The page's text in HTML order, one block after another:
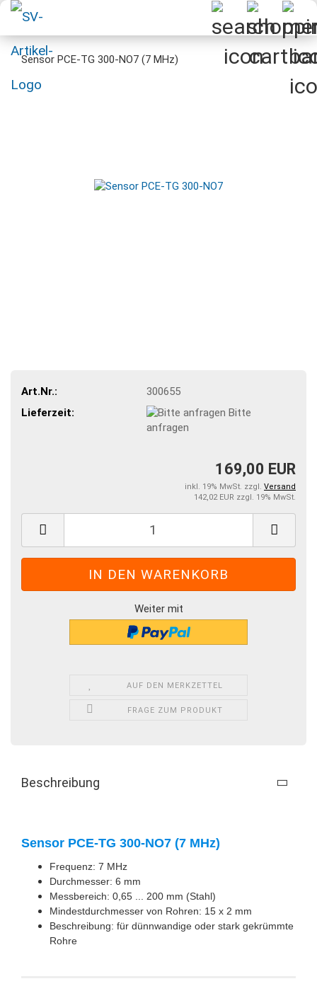
Sensor PCE-TG 300-NO7 (7 MHz)
Art.Nr.:
300655
Lieferzeit:
Bitte
anfragen
169,00 EUR
inkl. 19% MwSt. zzgl. Versand
142,02 EUR zzgl. 19% MwSt.
Weiter mit
AUF DEN MERKZETTEL
FRAGE ZUM PRODUKT
Beschreibung
Sensor PCE-TG 300-NO7 (7 MHz)
Frequenz: 7 MHz
Durchmesser: 6 mm
Messbereich: 0,65 ... 200 mm (Stahl)
Mindestdurchmesser von Rohren: 15 x 2 mm
Beschreibung: für dünnwandige oder stark gekrümmte
Rohre